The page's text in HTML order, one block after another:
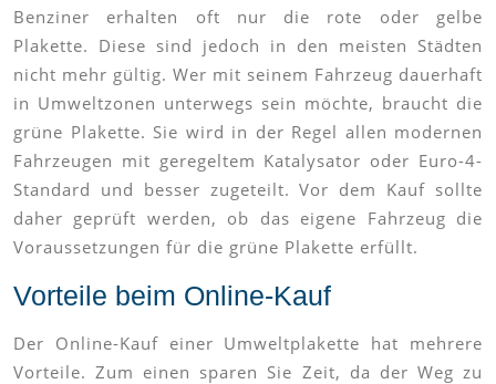
Benziner erhalten oft nur die rote oder gelbe
Plakette. Diese sind jedoch in den meisten Städten
nicht mehr gültig. Wer mit seinem Fahrzeug dauerhaft
in Umweltzonen unterwegs sein möchte, braucht die
grüne Plakette. Sie wird in der Regel allen modernen
Fahrzeugen mit geregeltem Katalysator oder Euro-4-
Standard und besser zugeteilt. Vor dem Kauf sollte
daher geprüft werden, ob das eigene Fahrzeug die
Voraussetzungen für die grüne Plakette erfüllt.
Vorteile beim Online-Kauf
Der Online-Kauf einer Umweltplakette hat mehrere
Vorteile. Zum einen sparen Sie Zeit, da der Weg zu